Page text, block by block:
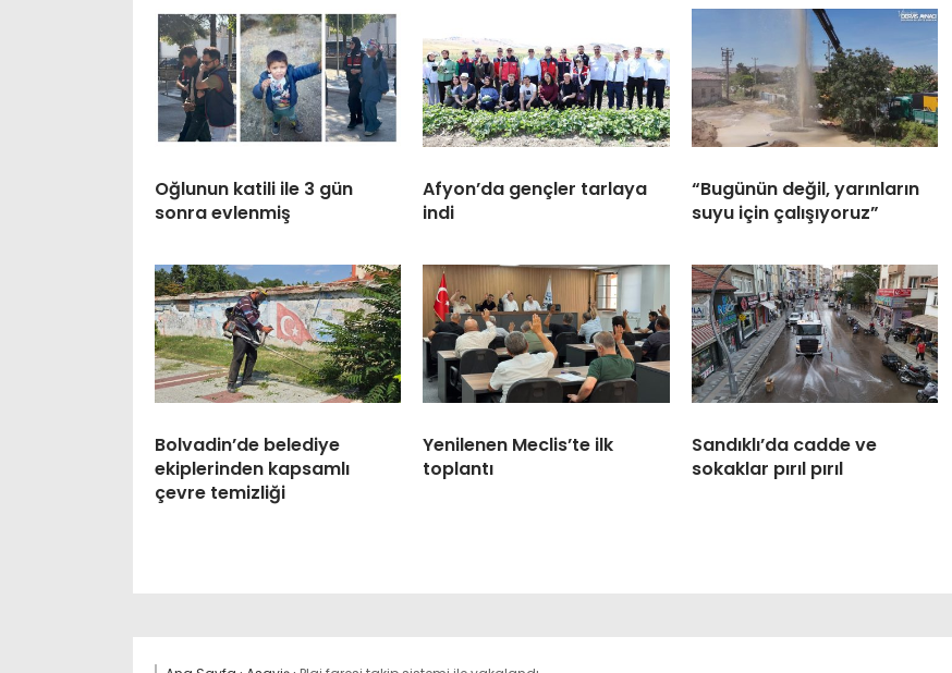
Oğlunun katili ile 3 gün
sonra evlenmiş
Afyon’da gençler tarlaya
indi
“Bugünün değil, yarınların
suyu için çalışıyoruz”
Bolvadin’de belediye
ekiplerinden kapsamlı
çevre temizliği
Yenilenen Meclis’te ilk
toplantı
Sandıklı’da cadde ve
sokaklar pırıl pırıl